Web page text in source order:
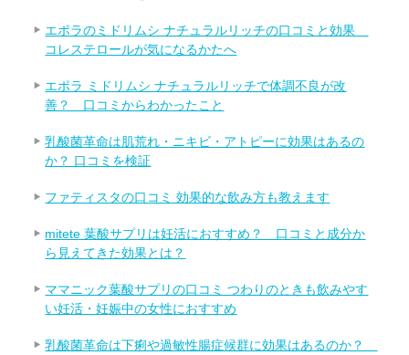
エポラのミドリムシ ナチュラルリッチの口コミと効果
コレステロールが気になるかたへ
エポラ ミドリムシ ナチュラルリッチで体調不良が改
善？ 口コミからわかったこと
乳酸菌革命は肌荒れ・ニキビ・アトピーに効果はあるの
か？ 口コミを検証
ファティスタの口コミ 効果的な飲み方も教えます
mitete 葉酸サプリは妊活におすすめ？ 口コミと成分か
ら見えてきた効果とは？
ママニック葉酸サプリの口コミ つわりのときも飲みやす
い妊活・妊娠中の女性におすすめ
乳酸菌革命は下痢や過敏性腸症候群に効果はあるのか？